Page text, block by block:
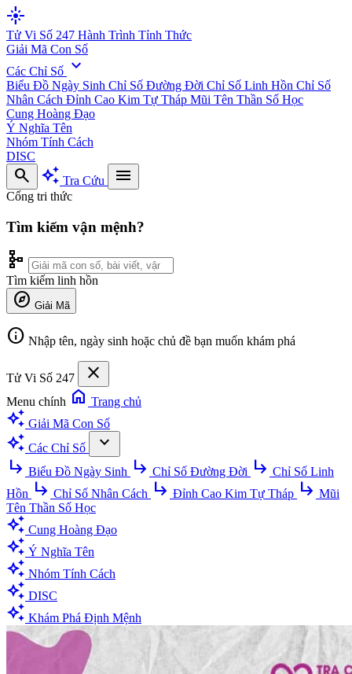
flare
Tử Vi Số 247 Hành Trình Tỉnh Thức
Giải Mã Con Số
Các Chỉ Số expand_more
Biểu Đồ Ngày Sinh Chỉ Số Đường Đời Chỉ Số Linh Hồn Chỉ Số
Nhân Cách Đỉnh Cao Kim Tự Tháp Mũi Tên Thần Số Học
Cung Hoàng Đạo
Ý Nghĩa Tên
Nhóm Tính Cách
DISC
search auto_awesome Tra Cứu menu
Cổng tri thức
Tìm kiếm vận mệnh?
schema
Tìm kiếm linh hồn
explore Giải Mã
info Nhập tên, ngày sinh hoặc chủ đề bạn muốn khám phá
Tử Vi Số 247 close
Menu chính home Trang chủ
auto_awesome Giải Mã Con Số
auto_awesome Các Chỉ Số
expand_more
subdirectory_arrow_right Biểu Đồ Ngày Sinh subdirectory_arrow_right Chỉ Số Đường Đời subdirectory_arrow_right Chỉ Số Linh
Hồn subdirectory_arrow_right Chỉ Số Nhân Cách subdirectory_arrow_right Đỉnh Cao Kim Tự Tháp subdirectory_arrow_right Mũi
Tên Thần Số Học
auto_awesome Cung Hoàng Đạo
auto_awesome Ý Nghĩa Tên
auto_awesome Nhóm Tính Cách
auto_awesome DISC
auto_awesome Khám Phá Định Mệnh